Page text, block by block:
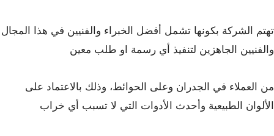
تهتم الشركة بكونها تشمل أفضل الخبراء والفنيين في هذا المجال
والفنيين الجاهزين لتنفيذ أي رسمة او طلب معين
من العملاء في الجدران وعلى الحوائط، وذلك بالاعتماد على
الألوان الطبيعية وأحدث الأدوات التي لا تسبب أي خراب